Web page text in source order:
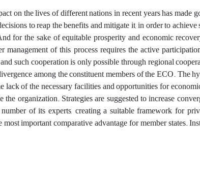
on the lives of different nations in recent years has made
to reap the benefits and mitigate it, in order to
for the sake of equitable prosperity and economic
of this process requires the active
such cooperation is only possible through regional
among the constituent members of the ECO. The
of the necessary facilities and opportunities for
organization. Strategies are suggested to increase
of its experts, creating a suitable framework for
important comparative advantage for member states.